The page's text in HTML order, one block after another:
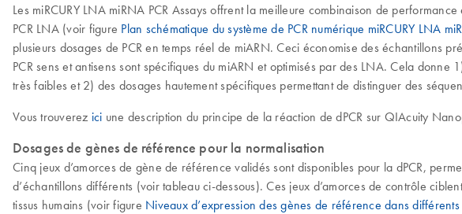
Les miRCURY LNA miRNA PCR Assays offrent la meilleure combinaison de
PCR LNA (voir figure Plan schématique du système de PCR numérique miRCURY LNA
plusieurs dosages de PCR en temps réel de miARN. Ceci économise des échantillons
PCR sens et antisens sont spécifiques du miARN et optimisés par des LNA. Cela
très faibles et 2) des dosages hautement spécifiques permettant de distinguer des
Vous trouverez ici une description du principe de la réaction de dPCR sur QIAcuity
Dosages de gènes de référence pour la normalisation
Cinq jeux d’amorces de gène de référence validés sont disponibles pour la dPCR,
d’échantillons différents (voir tableau ci-dessous). Ces jeux d’amorces de contrôle
tissus humains (voir figure Niveaux d’expression des gènes de référence dans différents